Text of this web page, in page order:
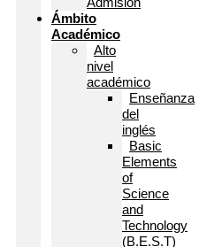
Ámbito
Académico
Alto
nivel
académico
Enseñanza
del
inglés
Basic
Elements
of
Science
and
Technology
(B.E.S.T)